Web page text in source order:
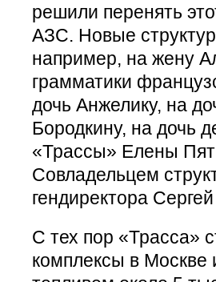
решили перенять
АЗС. Новые
например, на жену
грамматики
дочь Анжелику, на
Бородкину, на дочь
«Трассы» Елены
Совладельцем
гендиректора
С тех пор «Трасса»
комплексы в Москве